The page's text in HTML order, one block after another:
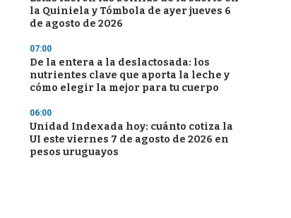
la Quiniela y Tómbola de ayer jueves 6
de agosto de 2026
07:00
De la entera a la deslactosada: los
nutrientes clave que aporta la leche y
cómo elegir la mejor para tu cuerpo
06:00
Unidad Indexada hoy: cuánto cotiza la
UI este viernes 7 de agosto de 2026 en
pesos uruguayos